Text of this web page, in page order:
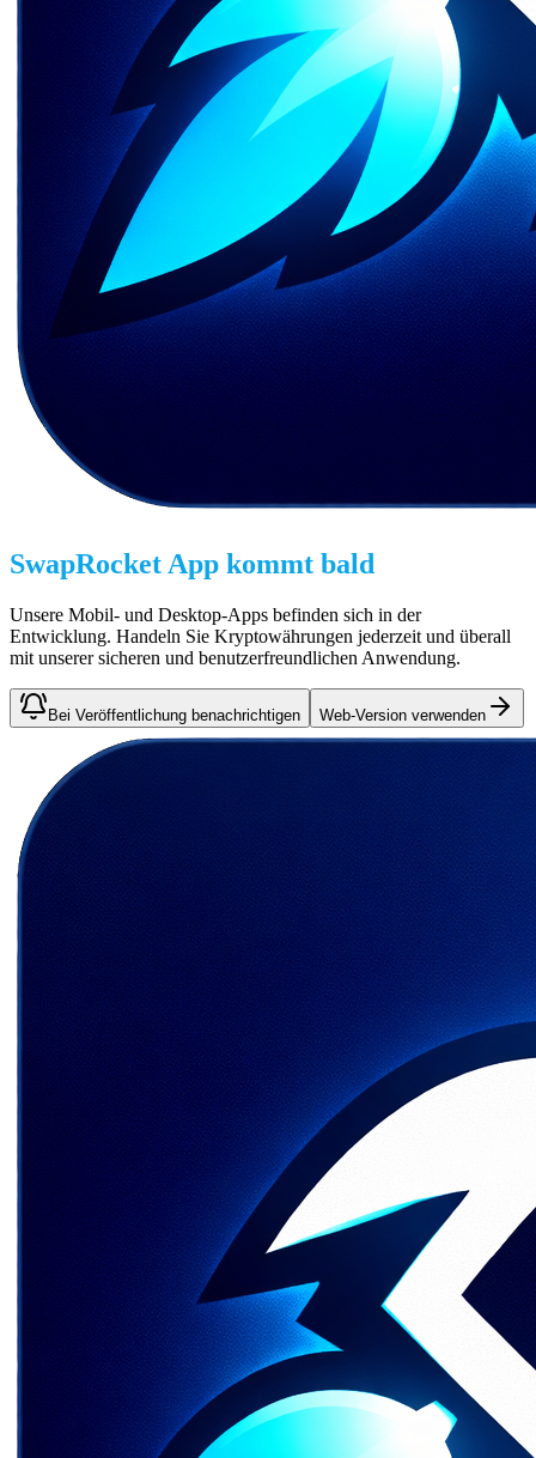
SwapRocket App kommt bald
Unsere Mobil- und Desktop-Apps befinden sich in der
Entwicklung. Handeln Sie Kryptowährungen jederzeit und überall
mit unserer sicheren und benutzerfreundlichen Anwendung.
Bei Veröffentlichung benachrichtigen Web-Version verwenden